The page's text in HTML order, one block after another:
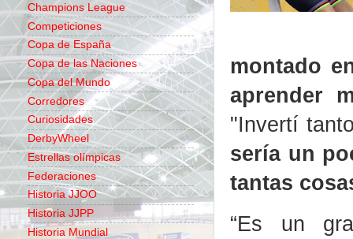
montado
aprender
"Invertí
sería un
tantas
“Es un
Champions League
Competiciones
Copa de España
Copa de las Naciones
Copa del Mundo
Corredores
Curiosidades
DerbyWheel
Estrellas olímpicas
Federaciones
Historia JJOO
Historia JJPP
Historia Mundial